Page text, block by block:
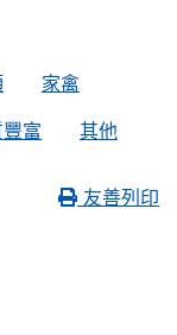
家禽
富 其他
友善列印